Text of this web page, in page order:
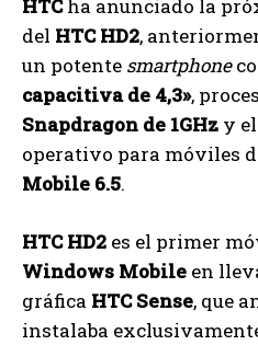
HTCha anunciado la
del HTC HD2,
un potente smartphone
capacitiva de 4,3»,
Snapdragon de 1GHz y
operativo para móviles
Mobile 6.5.
HTC HD2 es el primer
Windows Mobile en
gráfica HTC Sense, que
instalaba